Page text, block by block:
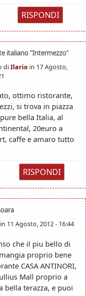
RISPONDI
italiano "Intermezzo"
diIlario in 17 Agosto,
ottimo ristorante,
si trova in piazza
bella Italia, al
20euro a
caffe e amaro tutto
RISPONDI
in 11 Agosto, 2012 - 16:44
che il piu bello di
proprio bene
CASA ANTINORI,
Mall proprio a
bella terazza, e puoi